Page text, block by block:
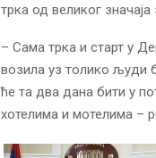
трка од великог значаја
– Сама трка и старт у
возила уз толико људи
ће та два дана бити у
хотелима и мотелима –